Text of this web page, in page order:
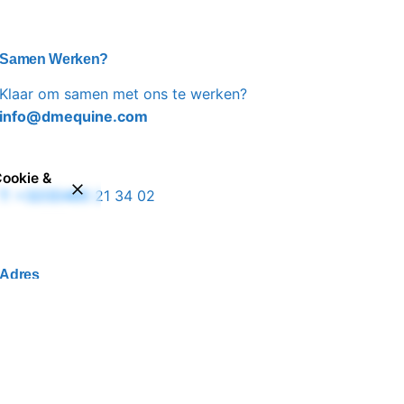
Samen Werken?
Klaar om samen met ons te werken?
info@dmequine.com
T: +32(0)495 21 34 02
Adres
&